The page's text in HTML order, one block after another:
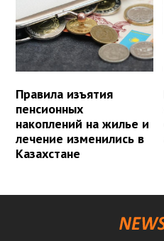
Правила изъятия
пенсионных
накоплений на жилье и
лечение изменились в
Казахстане